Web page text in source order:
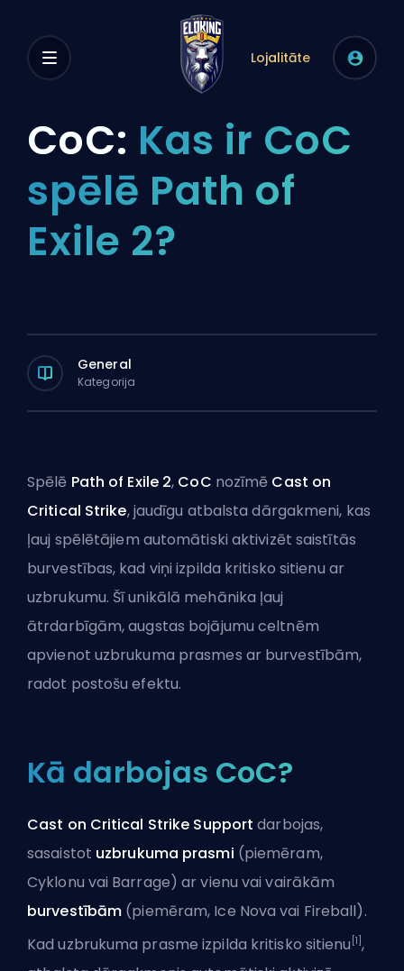
Lojalitāte
CoC: Kas ir CoC
spēlē Path of
Exile 2?
General
Kategorija
Spēlē Path of Exile 2, CoC nozīmē Cast on
Critical Strike, jaudīgu atbalsta dārgakmeni, kas
ļauj spēlētājiem automātiski aktivizēt saistītās
burvestības, kad viņi izpilda kritisko sitienu ar
uzbrukumu. Šī unikālā mehānika ļauj
ātrdarbīgām, augstas bojājumu celtnēm
apvienot uzbrukuma prasmes ar burvestībām,
radot postošu efektu.
Kā darbojas CoC?
Cast on Critical Strike Support darbojas,
sasaistot uzbrukuma prasmi (piemēram,
Cyklonu vai Barrage) ar vienu vai vairākām
burvestībām (piemēram, Ice Nova vai Fireball).
Kad uzbrukuma prasme izpilda kritisko sitienu [1] ,